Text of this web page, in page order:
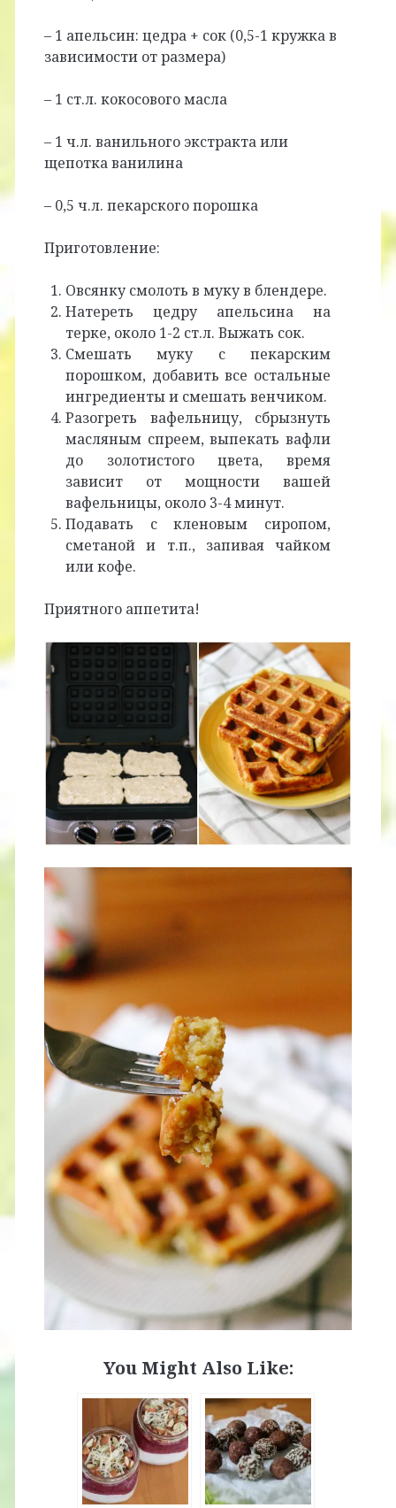
– 1 апельсин: цедра + сок (0,5-1 кружка в
зависимости от размера)
– 1 ст.л. кокосового масла
– 1 ч.л. ванильного экстракта или
щепотка ванилина
– 0,5 ч.л. пекарского порошка
Приготовление:
Овсянку смолоть в муку в блендере.
Натереть цедру апельсина на
терке, около 1-2 ст.л. Выжать сок.
Смешать муку с пекарским
порошком, добавить все остальные
ингредиенты и смешать венчиком.
Разогреть вафельницу, сбрызнуть
масляным спреем, выпекать вафли
до золотистого цвета, время
зависит от мощности вашей
вафельницы, около 3-4 минут.
Подавать с кленовым сиропом,
сметаной и т.п., запивая чайком
или кофе.
Приятного аппетита!
You Might Also Like: